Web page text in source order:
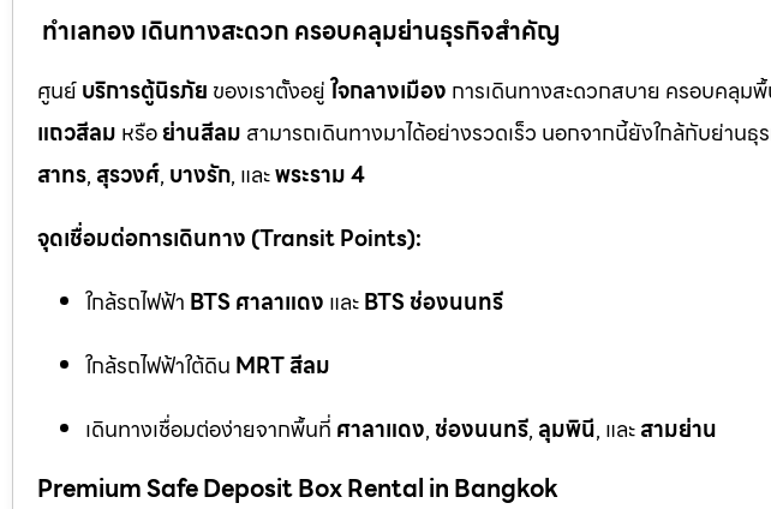
ทำเลทอง เดินทางสะดวก ครอบคลุมย่านธุรกิจสำคัญ
ศูนย์บริการตู้นิรภัย ของเราตั้งอยู่ใจกลางเมือง การเดินทางสะดวกสบาย ครอบคลุม
แถวสีลม หรือย่านสีลม สามารถเดินทางมาได้อย่างรวดเร็ว นอกจากนี้ยังใกล้กับย่าน
สาทร, สุรวงศ์, บางรัก, และพระราม 4
จุดเชื่อมต่อการเดินทาง (Transit Points):
ใกล้รถไฟฟ้า BTS ศาลาแดง และBTS ช่องนนทรี
ใกล้รถไฟฟ้าใต้ดิน MRT สีลม
เดินทางเชื่อมต่อง่ายจากพื้นที่ ศาลาแดง, ช่องนนทรี, ลุมพินี, และสามย่าน
Premium Safe Deposit Box Rental in Bangkok